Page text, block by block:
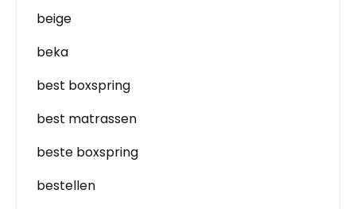
beige
beka
best boxspring
best matrassen
beste boxspring
bestellen